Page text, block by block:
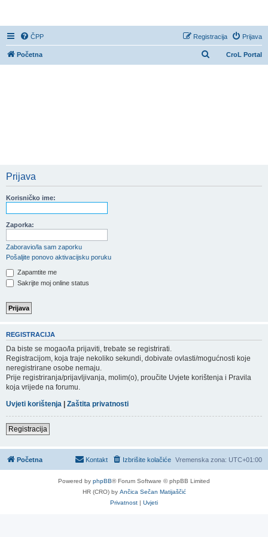
ČPP Prijava
Registracija
CroL Portal
Početna
Prijava
Korisničko ime:
Zaporka:
Zaboravio/la sam zaporku
Pošaljite ponovo aktivacijsku poruku
Zapamtite me
Sakrijte moj online status
REGISTRACIJA
Da biste se mogao/la prijaviti, trebate se registrirati.
Registracijom, koja traje nekoliko sekundi, dobivate ovlasti/mogućnosti koje
neregistrirane osobe nemaju.
Prije registriranja/prijavljivanja, molim(o), proučite Uvjete korištenja i Pravila
koja vrijede na forumu.
Uvjeti korištenja | Zaštita privatnosti
Registracija
Početna Vremenska zona: UTC+01:00
Izbrišite kolačiće
Kontakt
Powered by phpBB® Forum Software © phpBB Limited
HR (CRO) by Ančica Sečan Matijaščić
Privatnost | Uvjeti